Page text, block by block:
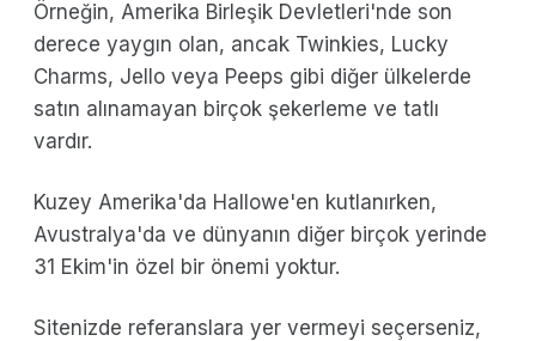
Örneğin, Amerika Birleşik Devletleri'nde son
derece yaygın olan, ancak Twinkies, Lucky
Charms, Jello veya Peeps gibi diğer ülkelerde
satın alınamayan birçok şekerleme ve tatlı
vardır.
Kuzey Amerika'da Hallowe'en kutlanırken,
Avustralya'da ve dünyanın diğer birçok yerinde
31 Ekim'in özel bir önemi yoktur.
Sitenizde referanslara yer vermeyi seçerseniz,